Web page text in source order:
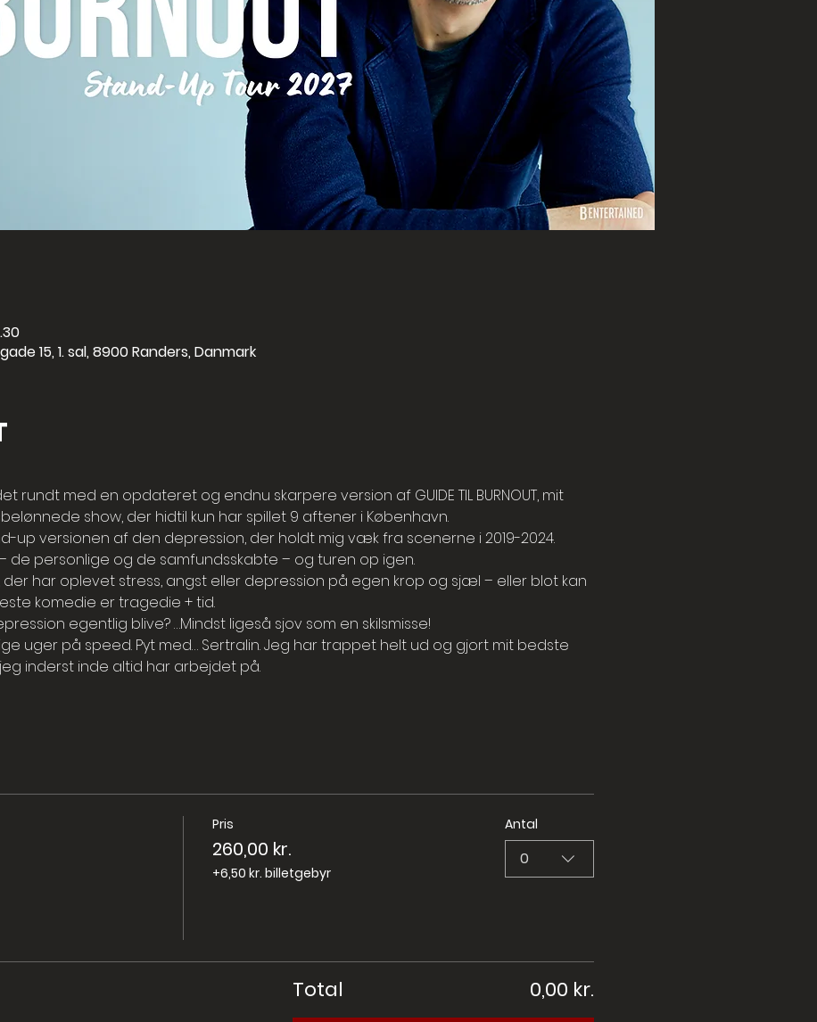
15, 1. sal, 8900 Randers, Danmark
rundt med en opdateret og endnu skarpere version af GUIDE TIL BURNOUT, mit
show, der hidtil kun har spillet 9 aftener i København.
up versionen af den depression, der holdt mig væk fra scenerne i 2019-2024.
de personlige og de samfundsskabte – og turen op igen.
der har oplevet stress, angst eller depression på egen krop og sjæl – eller blot kan
komedie er tragedie + tid.
egentlig blive? …Mindst ligeså sjov som en skilsmisse!
Ulige uger på speed. Pyt med… Sertralin. Jeg har trappet helt ud og gjort mit bedste
inderst inde altid har arbejdet på.
Pris
260,00 kr.
+6,50 kr. billetgebyr
Antal
0
Total 0,00 kr.